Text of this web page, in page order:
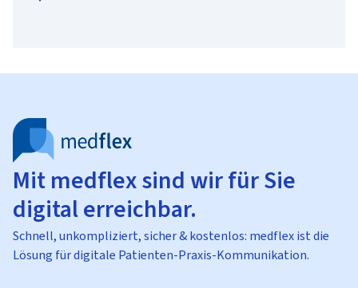
Mit medflex sind wir für Sie
digital erreichbar.
Schnell, unkompliziert, sicher & kostenlos: medflex ist die
Lösung für digitale Patienten-Praxis-Kommunikation.